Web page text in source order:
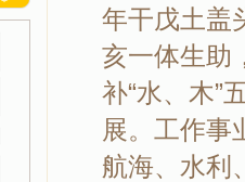
年干戊土盖
亥一体生助
补“水、木”
展。工作事
航海、水利